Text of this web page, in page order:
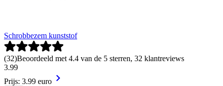
Schrobbezem kunststof
(32)Beoordeeld met 4.4 van de 5 sterren, 32 klantreviews
3.99
Prijs: 3.99 euro